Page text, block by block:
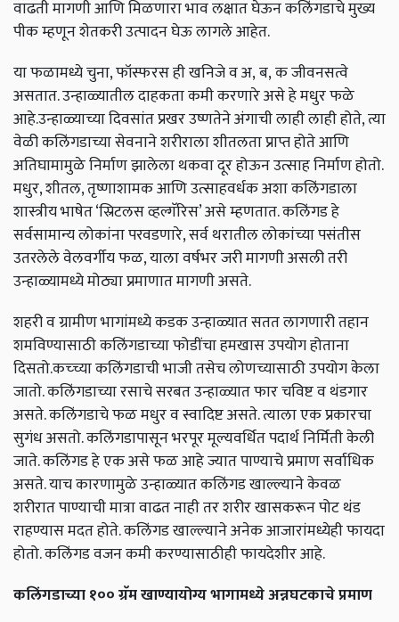
वाढती मागणी आणि मिळणारा भाव लक्षात घेऊन कलिंगडाचे मुख्य
पीक म्हणून शेतकरी उत्पादन घेऊ लागले आहेत.
या फळामध्ये चुना,फॉस्फरस ही खनिजे व अ,ब,कजीवनसत्वे
असतात.उन्हाळ्यातील दाहकता कमी करणारे असे हे मधुर फळे
आहे.उन्हाळ्याच्या दिवसांत प्रखर उष्णतेने अंगाची लाही लाही होते,त्या
वेळी कलिंगडाच्या सेवनाने शरीराला शीतलता प्राप्त होते आणि
अतिघामामुळे निर्माण झालेला थकवा दूर होऊन उत्साह निर्माण होतो.
मधुर,शीतल,तृष्णाशामक आणि उत्साहवर्धक अशा कलिंगडाला
शास्त्रीय भाषेत‘स्रिटलस व्हल्गॅरिस’असे म्हणतात. कलिंगड हे
सर्वसामान्य लोकांना परवडणारे,सर्व थरातील लोकांच्या पसंतीस
उतरलेले वेलवर्गीय फळ,याला वर्षभर जरी मागणी असली तरी
उन्हाळ्यामध्ये मोठ्या प्रमाणात मागणी असते.
शहरी व ग्रामीण भागांमध्ये कडक उन्हाळ्यात सतत लागणारी तहान
शमविण्यासाठी कलिंगडाच्या फोडींचा हमखास उपयोग होताना
दिसतो.कच्च्या कलिंगडाची भाजी तसेच लोणच्यासाठी उपयोग केला
जातो. कलिंगडाच्या रसाचे सरबत उन्हाळ्यात फार चविष्ट व थंडगार
असते. कलिंगडाचे फळ मधुर व स्वादिष्ट असते. त्याला एक प्रकारचा
सुगंध असतो.कलिंगडापासून भरपूर मूल्यवर्धित पदार्थ निर्मिती केली
जाते. कलिंगड हे एक असे फळ आहे ज्यात पाण्याचे प्रमाण सर्वाधिक
असते. याच कारणामुळे उन्हाळ्यात कलिंगड खाल्ल्याने केवळ
शरीरात पाण्याची मात्रा वाढत नाही तर शरीर खासकरून पोट थंड
राहण्यास मदत होते. कलिंगड खाल्ल्याने अनेक आजारांमध्येही फायदा
होतो. कलिंगड वजन कमी करण्यासाठीही फायदेशीर आहे.
कलिंगडाच्या १०० ग्रॅम खाण्यायोग्य भागामध्ये अन्नघटकाचे प्रमाण